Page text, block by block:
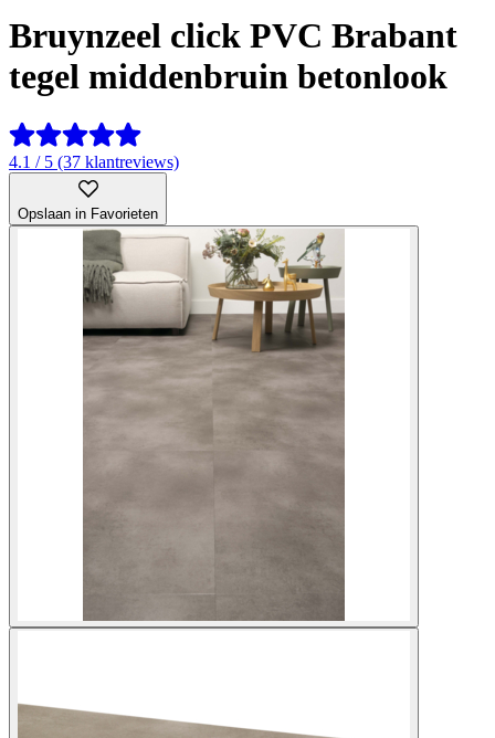
Bruynzeel click PVC Brabant
tegel middenbruin betonlook
4.1 / 5 (37 klantreviews)
Opslaan in Favorieten